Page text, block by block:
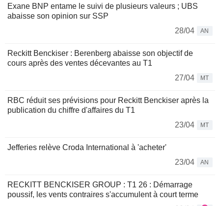
Exane BNP entame le suivi de plusieurs valeurs ; UBS
abaisse son opinion sur SSP
28/04
AN
Reckitt Benckiser : Berenberg abaisse son objectif de
cours après des ventes décevantes au T1
27/04
MT
RBC réduit ses prévisions pour Reckitt Benckiser après la
publication du chiffre d'affaires du T1
23/04
MT
Jefferies relève Croda International à 'acheter'
23/04
AN
RECKITT BENCKISER GROUP : T1 26 : Démarrage
poussif, les vents contraires s'accumulent à court terme